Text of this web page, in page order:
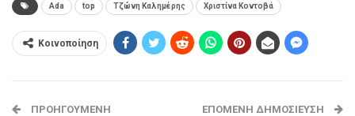
Ada top Τζώνη Καλημέρης Χριστίνα Κοντοβά
Κοινοποίηση
ΠΡΟΗΓΟΎΜΕΝΗ
ΕΠΌΜΕΝΗ ΔΗΜΟΣΊΕΥΣΗ